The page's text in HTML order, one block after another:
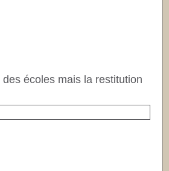
écoles mais la restitution